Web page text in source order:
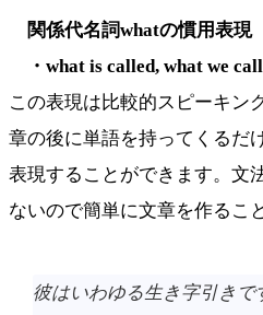
関係代名詞whatの慣用表現
・what is called, what we
この表現は比較的スピーキン
章の後に単語を持ってくるだ
表現することができます。文
ないので簡単に文章を作るこ
彼はいわゆる生き字引きで